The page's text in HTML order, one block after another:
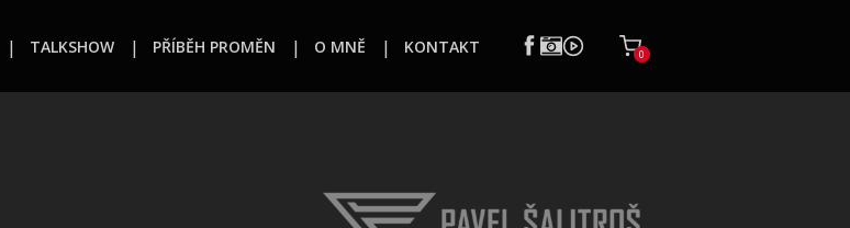
TALKSHOW PŘÍBĚH PROMĚN O MNĚ KONTAKT 0